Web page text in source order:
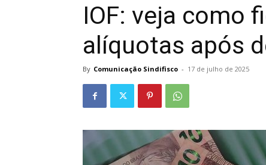
IOF: veja como
alíquotas após
By Comunicação Sindifisco - 17 de julho de 2025